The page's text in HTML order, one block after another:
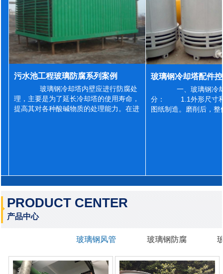
污水池工程玻璃防腐系列案例
玻璃钢冷却塔内壁应进行防腐处
理，主要是为了延长冷却塔的使用寿命，
提高其对各种酸碱物质的处理能力。在进
一、玻璃钢冷
分： 1.1外形尺寸和
图纸制造。磨削后，
PRODUCT CENTER
产品中心
玻璃钢风管 玻璃钢防腐